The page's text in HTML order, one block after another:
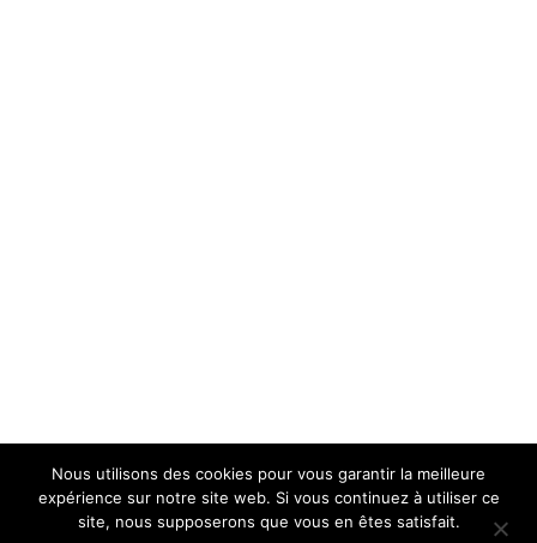
Nous utilisons des cookies pour vous garantir la meilleure
expérience sur notre site web. Si vous continuez à utiliser ce
site, nous supposerons que vous en êtes satisfait.